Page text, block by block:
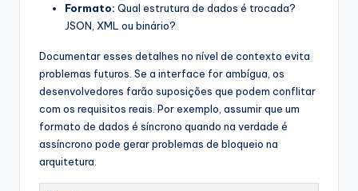
Formato: Qual estrutura de dados é trocada?
JSON, XML ou binário?
Documentar esses detalhes no nível de contexto evita
problemas futuros. Se a interface for ambígua, os
desenvolvedores farão suposições que podem conflitar
com os requisitos reais. Por exemplo, assumir que um
formato de dados é síncrono quando na verdade é
assíncrono pode gerar problemas de bloqueio na
arquitetura.